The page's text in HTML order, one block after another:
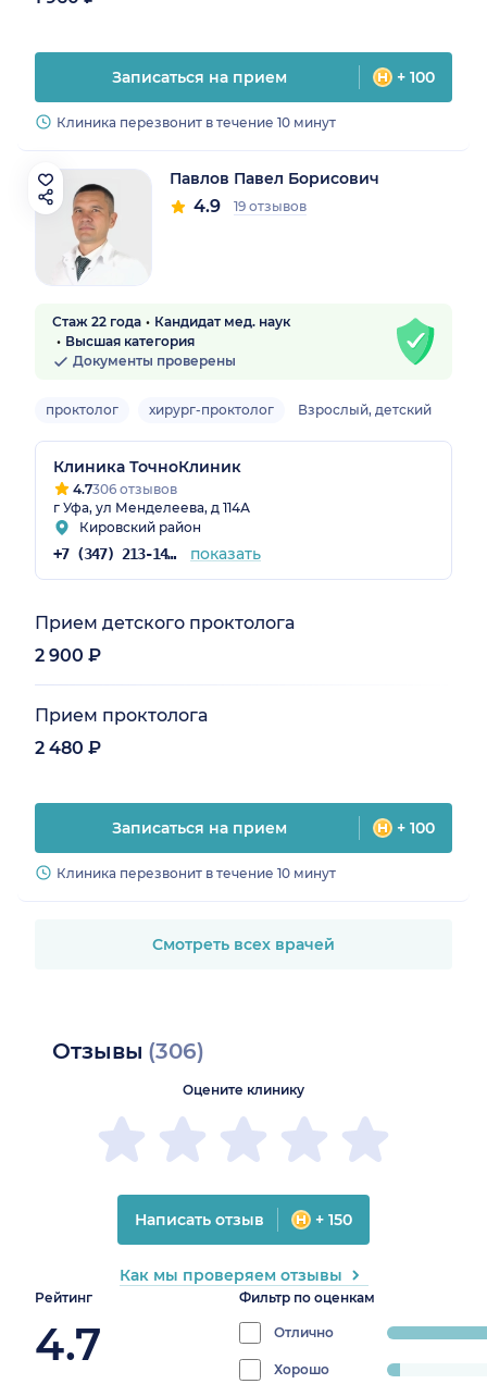
Записаться на прием + 100
Клиника перезвонит в течение 10 минут
Павлов Павел Борисович
4.9 19 отзывов
Стаж 22 года
Кандидат мед. наук
Высшая категория
Документы проверены
проктолог хирург-проктолог Взрослый, детский
Клиника ТочноКлиник
4.7306 отзывов
г Уфа, ул Менделеева, д 114А
Кировский район
+7 (347) 213-14-72 показать
Прием детского проктолога
2 900 ₽
Прием проктолога
2 480 ₽
Записаться на прием + 100
Клиника перезвонит в течение 10 минут
Смотреть всех врачей
Отзывы (306)
Рейтинг
4.7
Фильтр по оценкам
Отлично
progress:
Хорошо
Оцените клинику
Написать отзыв + 150
Как мы проверяем отзывы